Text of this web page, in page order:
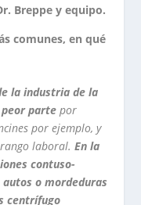
Breppe y equipo.
comunes, en qué
la industria de la
parte por
por ejemplo, y
laboral. En la
contuso-
o mordeduras
centrífugo